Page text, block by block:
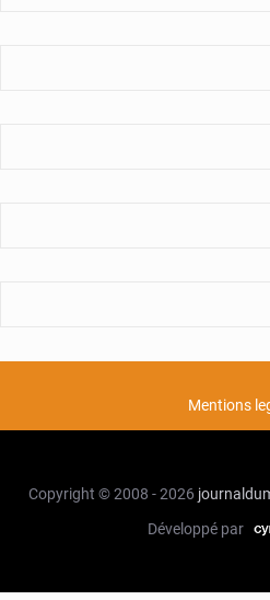
Mentions
Copyright © 2008 - 2026
Développé par